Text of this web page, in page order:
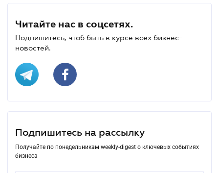
Читайте нас в соцсетях.
Подпишитесь, чтоб быть в курсе всех бизнес-
новостей.
Подпишитесь на рассылку
Получайте по понедельникам weekly-digest о ключевых событиях
бизнеса